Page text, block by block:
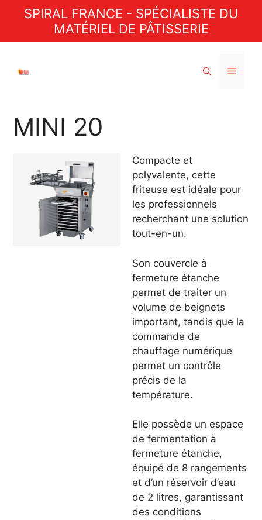
SPIRAL FRANCE - SPÉCIALISTE DU
MATÉRIEL DE PÂTISSERIE
Menu
MINI 20
Compacte et
polyvalente, cette
friteuse est idéale pour
les professionnels
recherchant une solution
tout-en-un.
Son couvercle à
fermeture étanche
permet de traiter un
volume de beignets
important, tandis que la
commande de
chauffage numérique
permet un contrôle
précis de la
température.
Elle possède un espace
de fermentation à
fermeture étanche,
équipé de 8 rangements
et d’un réservoir d’eau
de 2 litres, garantissant
des conditions